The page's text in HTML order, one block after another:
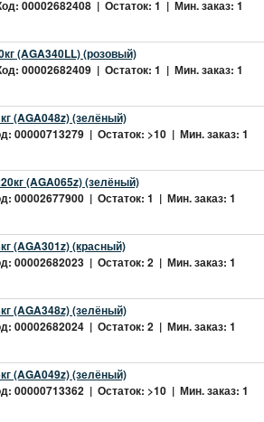
00002682408 | Остаток: 1 | Мин. заказ: 1
(AGA340LL) (розовый)
00002682409 | Остаток: 1 | Мин. заказ: 1
(AGA048z) (зелёный)
00000713279 | Остаток: >10 | Мин. заказ: 1
(AGA065z) (зелёный)
00002677900 | Остаток: 1 | Мин. заказ: 1
(AGA301z) (красный)
00002682023 | Остаток: 2 | Мин. заказ: 1
(AGA348z) (зелёный)
00002682024 | Остаток: 2 | Мин. заказ: 1
(AGA049z) (зелёный)
00000713362 | Остаток: >10 | Мин. заказ: 1